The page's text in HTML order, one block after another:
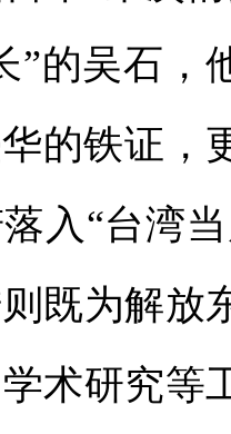
”的吴石，
的铁证，
入“台湾
既为解放
术研究等